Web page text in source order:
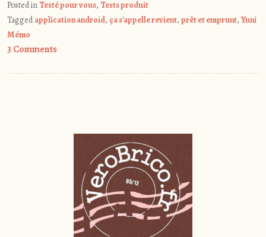
Posted in Testé pour vous, Tests produit
Taggedapplication android, ça s'appelle revient, prêt et emprunt,Yuni
Mémo
3 Comments